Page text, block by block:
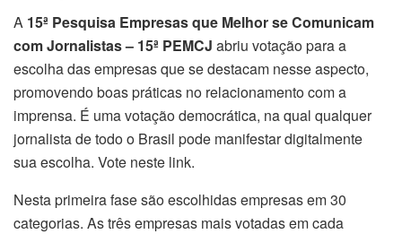
A 15ª Pesquisa Empresas que Melhor se Comunicam
com Jornalistas – 15ª PEMCJ abriu votação para a
escolha das empresas que se destacam nesse aspecto,
promovendo boas práticas no relacionamento com a
imprensa. É uma votação democrática, na qual qualquer
jornalista de todo o Brasil pode manifestar digitalmente
sua escolha. Vote neste link.
Nesta primeira fase são escolhidas empresas em 30
categorias. As três empresas mais votadas em cada